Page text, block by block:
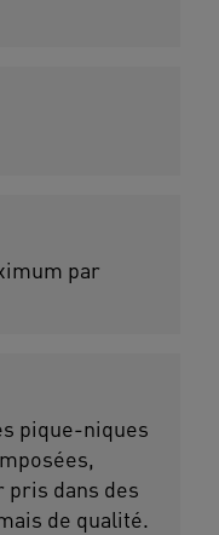
par
pique-niques
pris dans des
de qualité.